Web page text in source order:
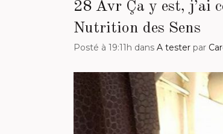
28 Avr Ça y est, j’ai
Nutrition des Sens
Posté à 19:11h dans A tester par